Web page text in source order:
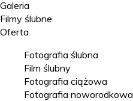
Galeria
Filmy ślubne
Oferta
Fotografia ślubna
Film ślubny
Fotografia ciążowa
Fotografia noworodkowa